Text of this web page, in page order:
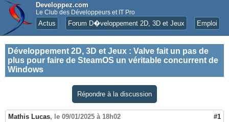
Developpez.com
Le Club des Développeurs et IT Pro
Actus Forum D�veloppement 2D, 3D et Jeux Emploi
Développement 2D, 3D et Jeux : Valve fait un pas de
plus pour faire de SteamOS un véritable concurrent de
Windows
Répondre à la discussion
Mathis Lucas, le 09/01/2025 à 18h02 #1